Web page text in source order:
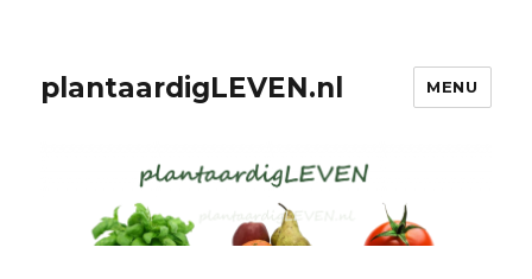
plantaardigLEVEN.nl MENU